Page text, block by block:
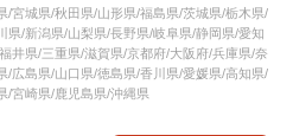
城県/秋田県/山形県/福島県/茨城県/栃木県/
県/新潟県/山梨県/長野県/岐阜県/静岡県/愛知
井県/三重県/滋賀県/京都府/大阪府/兵庫県/奈
/広島県/山口県/徳島県/香川県/愛媛県/高知県/
/宮崎県/鹿児島県/沖縄県